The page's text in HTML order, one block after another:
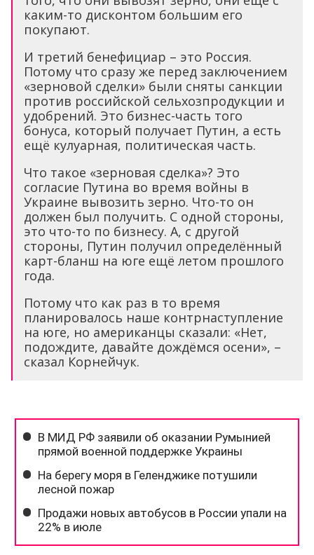
каким-то дисконтом большим его
покупают.
И третий бенефициар – это Россия.
Потому что сразу же перед заключением
«зерновой сделки» были сняты санкции
против российской сельхозпродукции и
удобрений. Это бизнес-часть того
бонуса, который получает Путин, а есть
ещё кулуарная, политическая часть.
Что такое «зерновая сделка»? Это
согласие Путина во время войны в
Украине вывозить зерно. Что-то он
должен был получить. С одной стороны,
это что-то по бизнесу. А, с другой
стороны, Путин получил определённый
карт-бланш на юге ещё летом прошлого
года.
Потому что как раз в то время
планировалось наше контрнаступление
на юге, но американцы сказали: «Нет,
подождите, давайте дождёмся осени», –
сказал Корнейчук.